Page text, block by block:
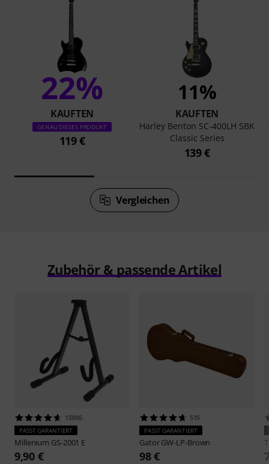
22%
KAUFTEN
GENAU DIESES PRODUKT
119 €
11%
KAUFTEN
Harley Benton SC-400LH SBK
Classic Series
139 €
Vergleichen
Zubehör & passende Artikel
15886
PASST GARANTIERT
Millenium GS-2001 E
9,90 €
515
PASST GARANTIERT
GatorGW-LP-Brown
98 €